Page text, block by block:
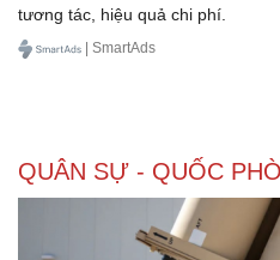
tương tác, hiệu quả chi phí.
| SmartAds
QUÂN SỰ - QUỐC